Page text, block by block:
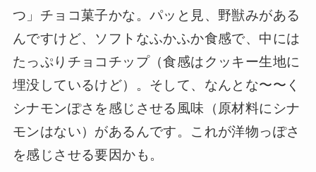
つ」チョコ菓子かな。パッと見、野獣みがある
んですけど、ソフトなふかふか食感で、中には
たっぷりチョコチップ（食感はクッキー生地に
埋没しているけど）。そして、なんとな〜〜く
シナモンぽさを感じさせる風味（原材料にシナ
モンはない）があるんです。これが洋物っぽさ
を感じさせる要因かも。